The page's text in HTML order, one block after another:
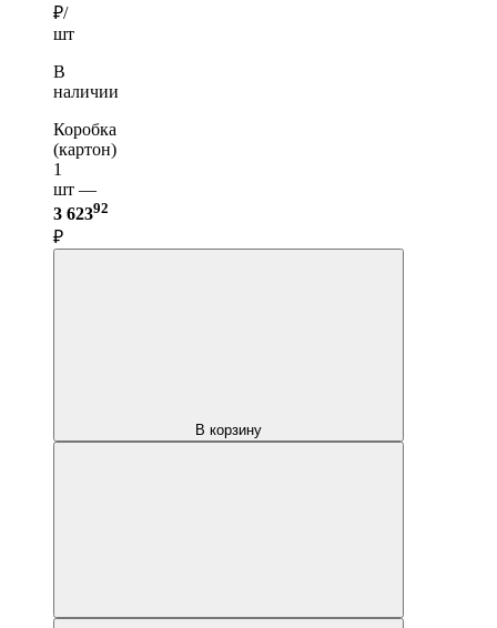
₽/
шт
В
наличии
Коробка
(картон)
1
шт —
3 62392
₽
В корзину